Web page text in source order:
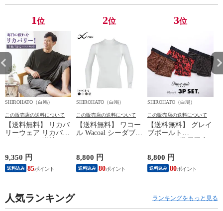
1位
SHIROHATO（白鳩）
この販売店の送料について
【送料無料】 リカバ
リーウェア リカバリ
ーパジャマ 半袖 メ
ームウェア パジャマ
リカバリーケア 7分
丈パンツ 疲労回復
9,350 円
送料込み 85
2位
SHIROHATO（白鳩）
この販売店の送料について
【送料無料】 ワコー
ル Wacoal シーダブリ
JYURYU 柔流 ジュウ
リュウ メンズ トッ
プ SML ハイネック
8,800 円
送料込み 80
3位
SHIROHATO（白鳩）
この販売店の送料について
【送料無料】 グレイ
ブボールト
Gravevault 数量限定
サーパンツ おまかせ
3P 福袋 ショート ロ
ーライズ 3枚セット
8,800 円
送料込み 80
人気ランキング ランキングをもっと見る